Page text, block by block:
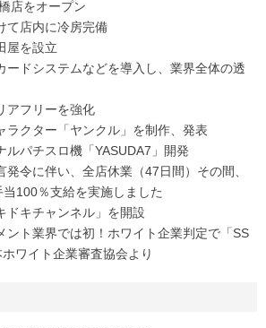
店をオープン
店内に冷房完備
屋を設立
ドシステムなどを導入し、業界全体の透
フリーを強化
クター「ヤンクル」を制作、発表
パチスロ機「YASUDA7」開発
令に伴い、全店休業（47日間）その間、
100％支給を実施しました
キチャンネル」を開設
ト業界では初！ホワイト企業判定で「SS
ワイト企業審査協会より